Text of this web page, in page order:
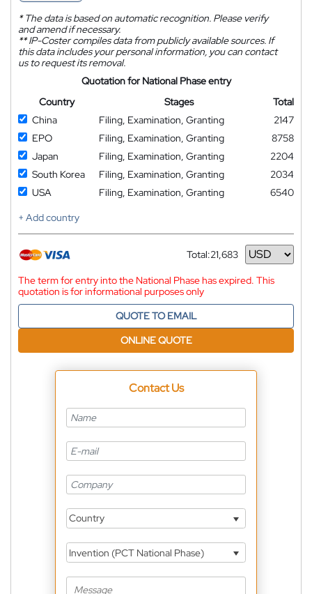
*The data is based on automatic recognition. Please verify
and amend if necessary.
**IP-Coster compiles data from publicly available sources. If
this data includes your personal information, you can contact
us to request its removal.
Quotation for National Phase entry
Country
Stages
Total
China
Filing, Examination, Granting
2147
EPO
Filing, Examination, Granting
8758
Japan
Filing, Examination, Granting
2204
South Korea
Filing, Examination, Granting
2034
USA
Filing, Examination, Granting
6540
+ Add country
Total:21,683
Currency
The term for entry into the National Phase has expired. This
quotation is for informational purposes only
QUOTE TO EMAIL
ONLINE QUOTE
Contact Us
Country
Invention (PCT National Phase)